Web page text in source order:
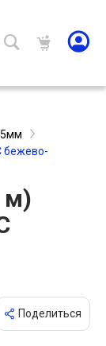
бежево-
м)
Поделиться